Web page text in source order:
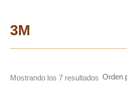
3M
Mostrando los 7 resultados